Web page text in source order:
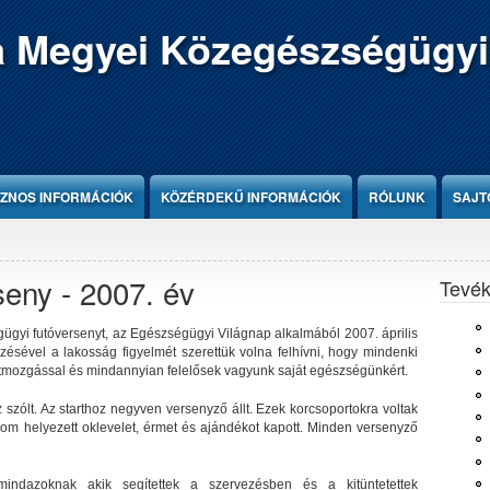
Megyei
INFORMÁCIÓK KÖZÉRDEKŰ INFORMÁCIÓK RÓLUNK
- 2007. év
futóversenyt, az Egészségügyi Világnap alkalmából 2007. április
a lakosság figyelmét szerettük volna felhívni, hogy mindenki
és mindannyian felelősek vagyunk saját egészségünkért.
Az starthoz negyven versenyző állt. Ezek korcsoportokra voltak
helyezett oklevelet, érmet és ajándékot kapott. Minden versenyző
akik segítettek a szervezésben és a kitüntetettek